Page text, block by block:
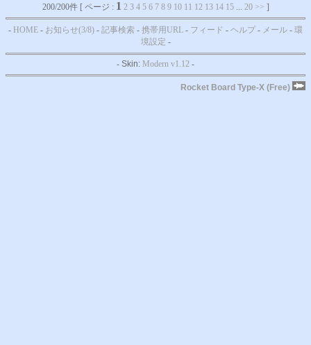
200/200件 [ ページ : 1 2 3 4 5 6 7 8 9 10 11 12 13 14 15... 20 >> ]
- HOME - お知らせ(3/8) - 記事検索 - 携帯用URL - フィード - ヘルプ - メール - 環
境設定 -
- Skin: Modern v1.12 -
Rocket Board Type-X (Free)